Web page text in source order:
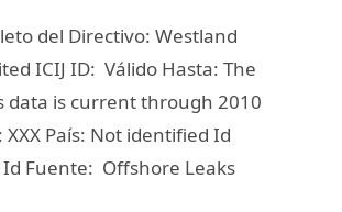
del Directivo: Westland
ICIJ ID: Válido Hasta: The
data is current through 2010
XXX País: Not identified Id
Fuente: Offshore Leaks